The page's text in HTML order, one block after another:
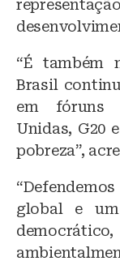
“É também
Brasil
em fóruns
Unidas, G20
pobreza”,
global e